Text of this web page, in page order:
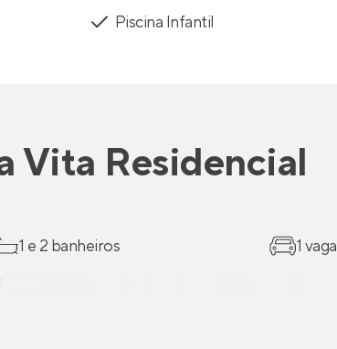
Piscina Infantil
Vita Residencial
1 e 2 banheiros 1 vaga